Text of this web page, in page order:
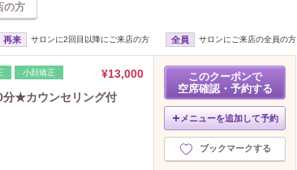
の方
再来 サロンに2回目以降にご来店の方 全員 サロンにご来店の全員の方
小顔矯正
¥13,000
分★カウンセリング付
このクーポンで
空席確認・予約する
メニューを追加して予約
ブックマークする